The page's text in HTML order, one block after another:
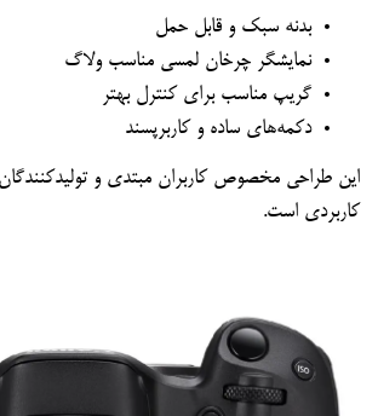
بدنه سبک و قابل حمل
نمایشگر چرخان لمسی مناسب ولاگ
گریپ مناسب برای کنترل بهتر
دکمه‌های ساده و کاربرپسند
این طراحی مخصوص کاربران مبتدی و تولیدکنندگان
کاربردی است.